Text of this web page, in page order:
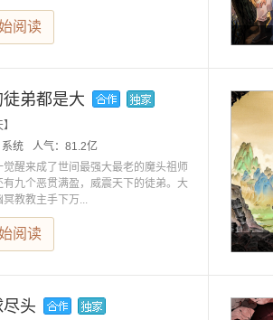
阅读
徒弟都是大
系统 人气： 81.2亿
觉醒来成了世间最强大最老的魔头祖师
有九个恶贯满盈，威震天下的徒弟。大
冥教教主手下万...
阅读
头